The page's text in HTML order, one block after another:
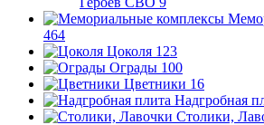
464
Цоколя 123
Ограды 100
Цветники 16
Надгробная
Столики,